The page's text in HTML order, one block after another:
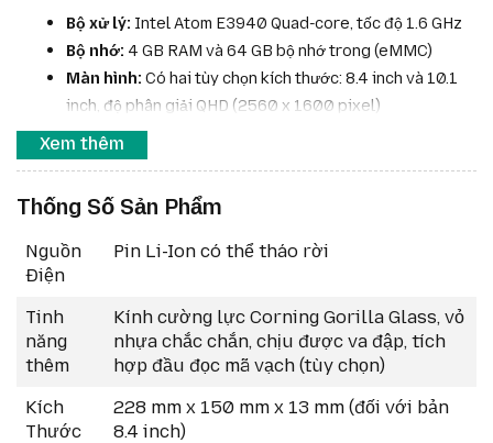
Bộ xử lý: Intel Atom E3940 Quad-core, tốc độ 1.6 GHz
Bộ nhớ: 4 GB RAM và 64 GB bộ nhớ trong (eMMC)
Màn hình: Có hai tùy chọn kích thước: 8.4 inch và 10.1
inch, độ phân giải QHD (2560 x 1600 pixel)
Máy ảnh:Camera sau 8 MP (tự động lấy nét) và camera
trước 2 MP
chọn4G LTE vàNFC
Cổng giao tiếp:USB-C và đầu nối chân POGO
Xem thêm
Thống Số Sản Phẩm
Nguồn
Điện
Pin Li-Ion có thể tháo rời
Tinh
năng
thêm
Kính cường lực Corning Gorilla Glass, vỏ
nhựa chắc chắn, chịu được va đập, tích
hợp đầu đọc mã vạch (tùy chọn)
Kích
Thước
228 mm x 150 mm x 13 mm (đối với bản
8.4 inch)